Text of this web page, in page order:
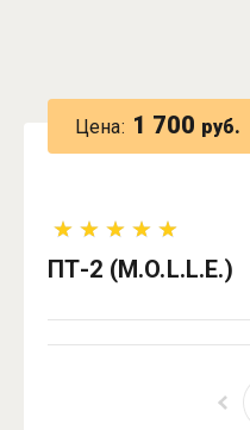
Цена: 1 700 руб.
ПТ-2 (M.O.L.L.E.)